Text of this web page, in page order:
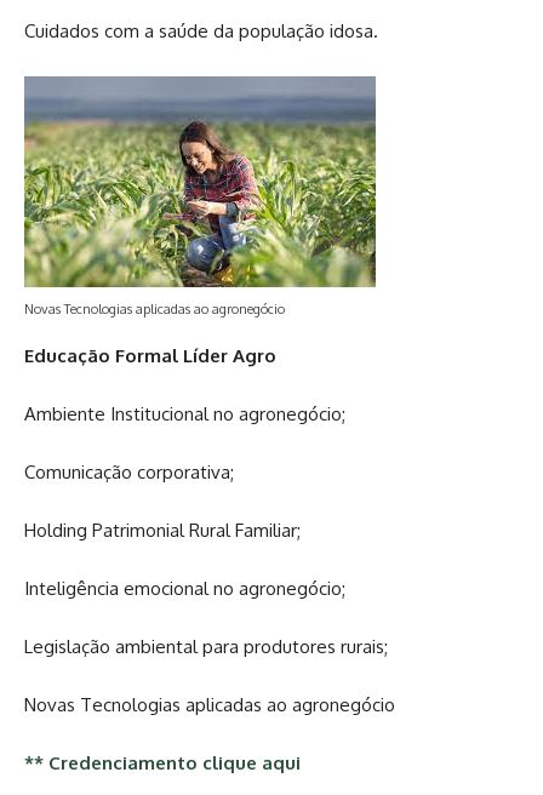
Cuidados com a saúde da população idosa.
Novas Tecnologias aplicadas ao agronegócio
Educação Formal Líder Agro
Ambiente Institucional no agronegócio;
Comunicação corporativa;
Holding Patrimonial Rural Familiar;
Inteligência emocional no agronegócio;
Legislação ambiental para produtores rurais;
Novas Tecnologias aplicadas ao agronegócio
** Credenciamento clique aqui